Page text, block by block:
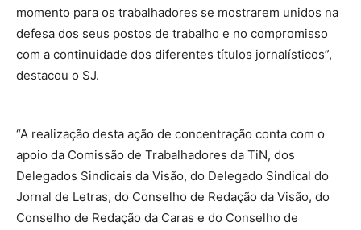
momento para os trabalhadores se mostrarem unidos na
defesa dos seus postos de trabalho e no compromisso
com a continuidade dos diferentes títulos jornalísticos”,
destacou o SJ.
“A realização desta ação de concentração conta com o
apoio da Comissão de Trabalhadores da TiN, dos
Delegados Sindicais da Visão, do Delegado Sindical do
Jornal de Letras, do Conselho de Redação da Visão, do
Conselho de Redação da Caras e do Conselho de